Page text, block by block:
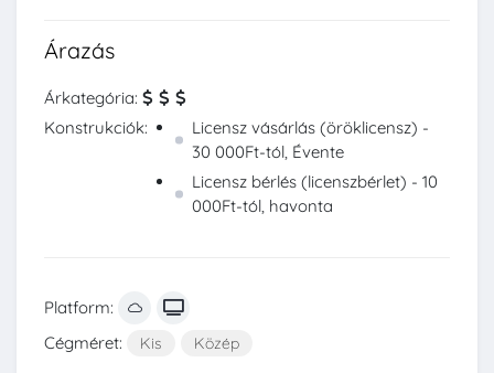
Árazás
Árkategória:
Konstrukciók:
Licensz vásárlás (öröklicensz) -
30 000Ft-tól, Évente
Licensz bérlés (licenszbérlet) - 10
000Ft-tól, havonta
Platform:
Cégméret:
Kis Közép